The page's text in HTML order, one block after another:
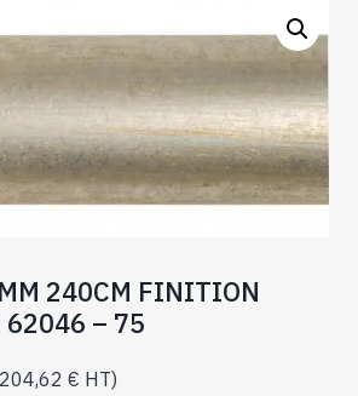
240CM FINITION
62046 – 75
204,62 € HT)